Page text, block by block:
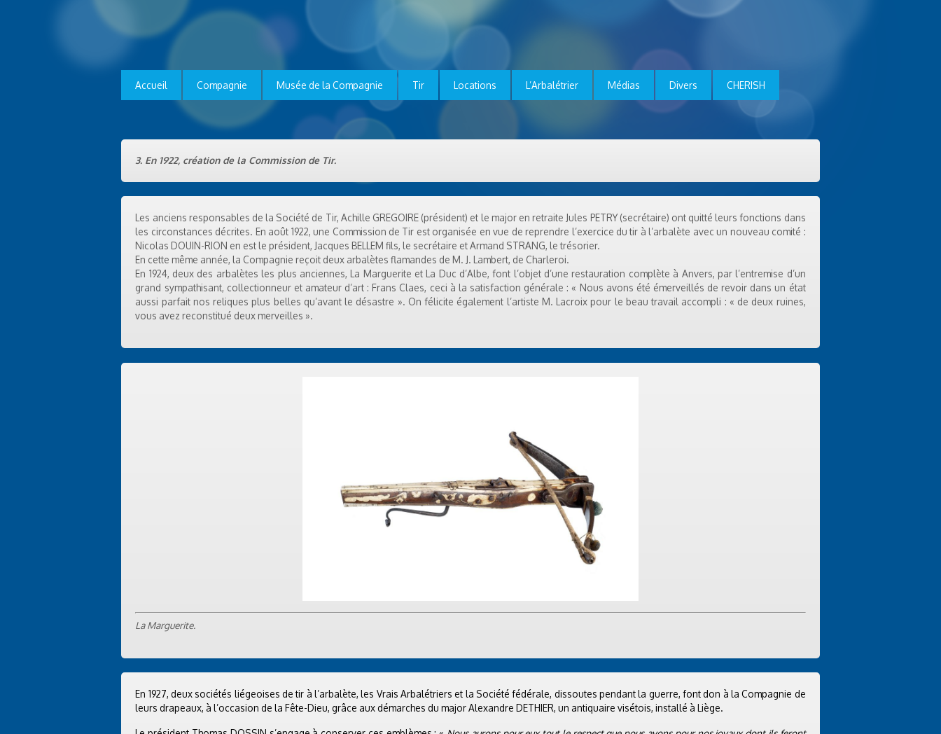
Accueil Compagnie Musée de la Compagnie Tir Locations L’Arbalétrier Médias Divers CHERISH
3. En 1922, création de la Commission de Tir.
Les anciens responsables de la Société de Tir, Achille GREGOIRE (président) et le major en retraite Jules PETRY (secrétaire) ont quitté leurs fonctions dans
les circonstances décrites. En août 1922, une Commission de Tir est organisée en vue de reprendre l’exercice du tir à l’arbalète avec un nouveau comité :
Nicolas DOUIN-RION en est le président, Jacques BELLEM fils, le secrétaire et Armand STRANG, le trésorier.
En cette même année, la Compagnie reçoit deux arbalètes flamandes de M. J. Lambert, de Charleroi.
En 1924, deux des arbalètes les plus anciennes, La Marguerite et La Duc d’Albe, font l’objet d’une restauration complète à Anvers, par l’entremise d’un
grand sympathisant, collectionneur et amateur d’art : Frans Claes, ceci à la satisfaction générale : « Nous avons été émerveillés de revoir dans un état
aussi parfait nos reliques plus belles qu’avant le désastre ». On félicite également l’artiste M. Lacroix pour le beau travail accompli : « de deux ruines,
vous avez reconstitué deux merveilles ».
La Marguerite.
En 1927, deux sociétés liégeoises de tir à l’arbalète, les Vrais Arbalétriers et la Société fédérale, dissoutes pendant la guerre, font don à la Compagnie de
leurs drapeaux, à l’occasion de la Fête-Dieu, grâce aux démarches du major Alexandre DETHIER, un antiquaire visétois, installé à Liège.